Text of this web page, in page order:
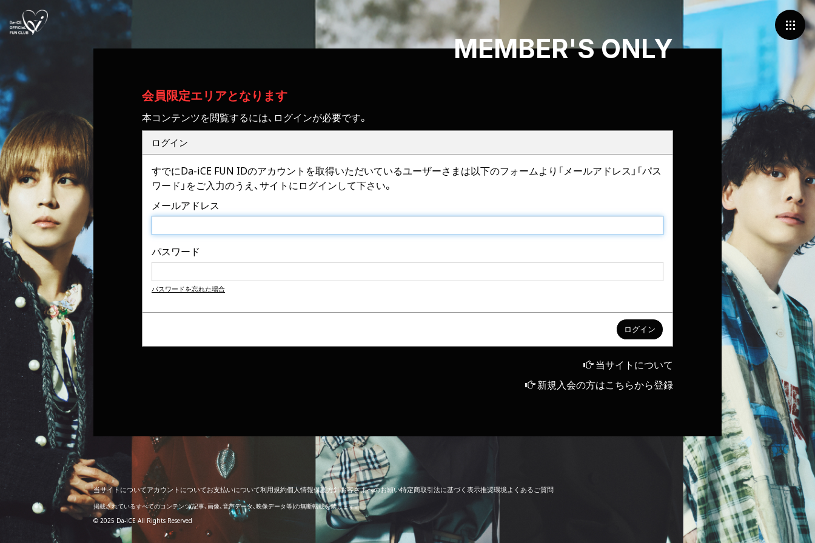
MEMBER'S ONLY
会員限定エリアとなります
本コンテンツを閲覧するには、ログインが必要です。
ログイン
すでにDa-iCE FUN IDのアカウントを取得いただいているユーザーさまは以下のフォームより「メールアドレス」「パス
ワード」をご入力のうえ、サイトにログインして下さい。
メールアドレス
パスワード
パスワードを忘れた場合
当サイトについて
新規入会の方はこちらから登録
当サイト についてアカウン ト についてお支払いについて利用規約個 人情報保護方針お客さまへのお願い特定商取引法に基づ く 表示推奨環境よ く あるご質問
掲載されているすべてのコンテンツ(記事、画像、音声データ、映像データ等)の無断転載を禁じます。
© 2025 Da-iCE All Rights Reserved